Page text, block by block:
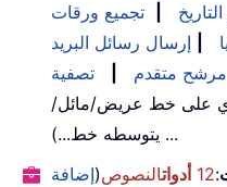
تجميع ورقات
إرسال رسائل البريد
مرشح متقدم
تصفية
على خط عريض/مائل/
يتوسطه خط...) ...
:
12 أدواتالنصوص(إضافة